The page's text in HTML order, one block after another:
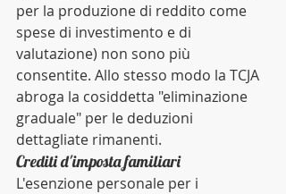
per la produzione di reddito come
spese di investimento e di
valutazione) non sono più
consentite. Allo stesso modo la TCJA
abroga la cosiddetta "eliminazione
graduale" per le deduzioni
dettagliate rimanenti.
Crediti d'imposta familiari
L'esenzione personale per i